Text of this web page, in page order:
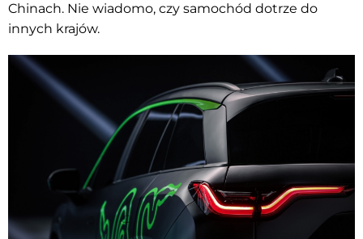
Chinach. Nie wiadomo, czy samochód dotrze do
innych krajów.